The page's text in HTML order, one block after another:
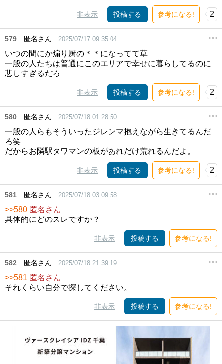
非表示 投稿する 参考になる! 2
579 匿名さん 2025/07/17 09:35:04
いつの間にか煽り厨の＊＊になってて草
一般の人たちは普通にこのエリアで幸せに暮らしてるのに
悲しすぎるだろ
非表示 投稿する 参考になる! 2
580 匿名さん 2025/07/18 01:28:50
一般の人らもそういったジレンマ抱えながら生きてるんだ
ろ笑
だからお隣駅タワマンの板があれだけ荒れるんだよ。
非表示 投稿する 参考になる! 2
581 匿名さん 2025/07/18 03:09:58
>>580 匿名さん
具体的にどのスレですか？
非表示 投稿する 参考になる!
582 匿名さん 2025/07/18 21:39:19
>>581 匿名さん
それくらい自分で探してください。
非表示 投稿する 参考になる!